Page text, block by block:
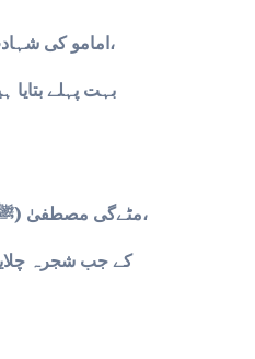
امامو کی شہادت کی روایت،
بہت پہلے بتایا
مٹےگی مصطفیٰ (ﷺ) کی نسل کیسے،
کے جب شجرہ